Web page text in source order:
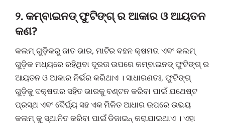
୨. କମ୍ବାଇନଡ୍ ଫୁଟିଙ୍ଗ୍ ର ଆକାର ଓ ଆୟତନ
କଣ?
କଲମ୍ ଗୁଡ଼ିକରୁ ଜାତ ଭାର, ମାଟିର ବହନ କ୍ଷମତା ଏବଂ କଲମ୍
ଗୁଡ଼ିକ ମଧ୍ୟରେ ରହିଥିବା ଦୂରତା ଉପରେ କମ୍ବାଇନଡ୍ ଫୁଟିଙ୍ଗ୍ ର
ଆୟତନ ଓ ଆକାର ନିର୍ଭର କରିଥାଏ । ସାଧାରଣତଃ, ଫୁଟିଙ୍ଗ୍
ଗୁଡ଼ିକୁ ଦକ୍ଷତାର ସହିତ ଭାରକୁ ବଣ୍ଟନ କରିବା ପାଇଁ ଯଥେଷ୍ଟ
ପ୍ରସ୍ଥ ଏବଂ ଦୈର୍ଘ୍ୟ ସହ ଏକ ମିଳିତ ଆଧାର ଉପରେ ଉଭୟ
କଲମ୍ କୁ ସ୍ଥାନିତ କରିବା ପାଇଁ ଡିଜାଇନ୍ କରାଯାଇଥାଏ । ଏହା